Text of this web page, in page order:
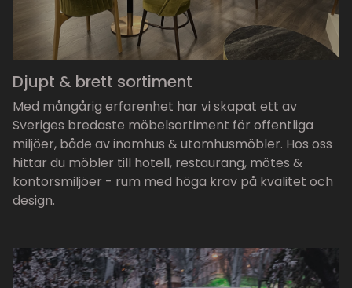
Djupt & brett sortiment
Med mångårig erfarenhet har vi skapat ett av
Sveriges bredaste möbelsortiment för offentliga
miljöer, både av inomhus & utomhusmöbler. Hos oss
hittar du möbler till hotell, restaurang, mötes &
kontorsmiljöer - rum med höga krav på kvalitet och
design.